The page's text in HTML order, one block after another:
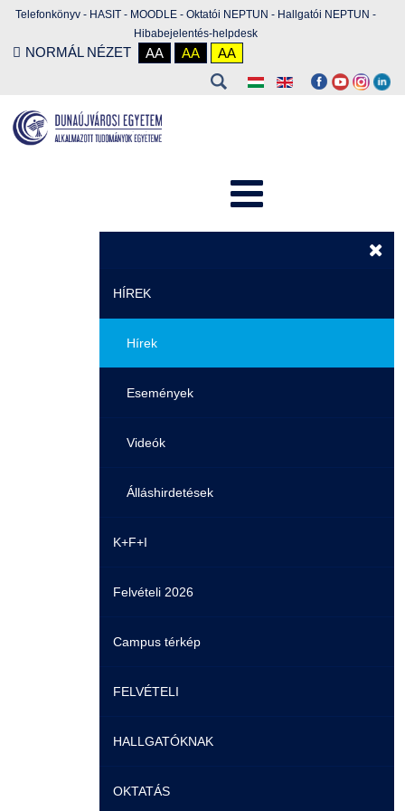
Telefonkönyv - HASIT - MOODLE - Oktatói NEPTUN - Hallgatói NEPTUN -
Hibabejelentés-helpdesk
NORMÁL NÉZET AA AA AA
HÍREK
Hírek
Események
Videók
Álláshirdetések
K+F+I
Felvételi 2026
Campus térkép
FELVÉTELI
Pontozási rendszer szabályai
Felvetteknek
HALLGATÓKNAK
Képzéseink
OKTATÁS